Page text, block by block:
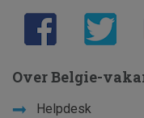
Over Belgie-
Helpdesk